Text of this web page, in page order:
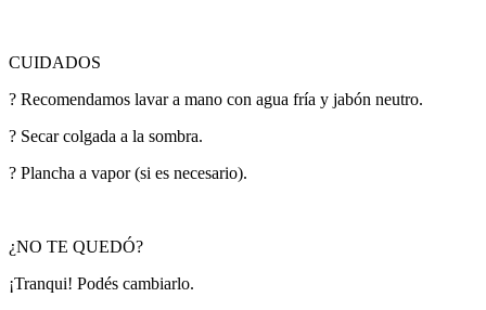
CUIDADOS
? Recomendamos lavar a mano con agua fría y jabón neutro.
? Secar colgada a la sombra.
? Plancha a vapor (si es necesario).
¿NO TE QUEDÓ?
¡Tranqui! Podés cambiarlo.